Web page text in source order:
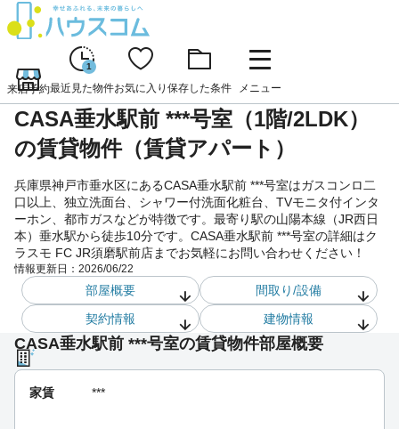
来店予約
1
最近見た物件お気に入り 保存した条件 メニュー
CASA垂水駅前 ***号室（1階/2LDK）
の賃貸物件（賃貸アパート）
兵庫県神戸市垂水区にあるCASA垂水駅前 ***号室はガスコンロ二
口以上、独立洗面台、シャワー付洗面化粧台、TVモニタ付インタ
ーホン、都市ガスなどが特徴です。最寄り駅の山陽本線（JR西日
本）垂水駅から徒歩10分です。CASA垂水駅前 ***号室の詳細はク
ラスモ FC JR須磨駅前店までお気軽にお問い合わせください！
情報更新日： 2026/06/22
部屋概要
間取り/設備
契約情報
建物情報
CASA垂水駅前 ***号室の賃貸物件部屋概要
家賃 ***